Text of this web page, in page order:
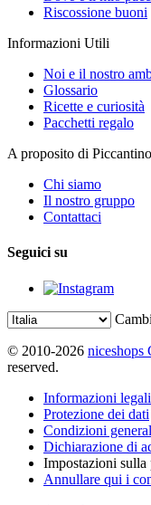
Riscossione buoni
Informazioni Utili
Noi e il nostro
Glossario
Ricette e curiosità
Pacchetti regalo
A proposito di Piccantino
Chi siamo
Il nostro gruppo
Contattaci
Seguici su
© 2010-2026 niceshops
reserved.
Informazioni
Protezione dei dati
Condizioni
Dichiarazione di
Impostazioni sulla
Annullare qui i